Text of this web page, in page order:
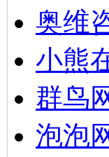
奥维
小熊
群鸟
泡泡